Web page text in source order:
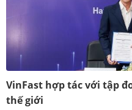
VinFast hợp tác với tập
thế giới